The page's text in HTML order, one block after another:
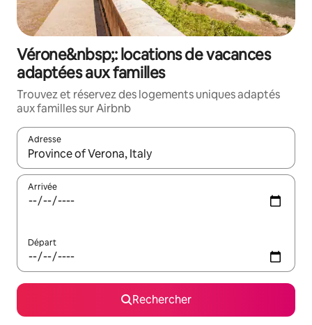
Vérone&nbsp;: locations de vacances
adaptées aux familles
Trouvez et réservez des logements uniques adaptés
aux familles sur Airbnb
Adresse
Lorsque les résultats s'affichent, utilisez les flèches vers le
Arrivée
Départ
Rechercher